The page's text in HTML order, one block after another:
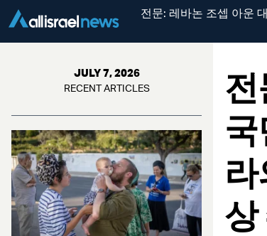
전문: 레바논 조셉 아운
JULY 7, 2026
RECENT ARTICLES
상